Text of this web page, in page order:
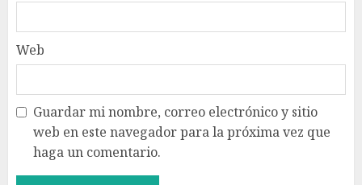
Web
Guardar mi nombre, correo electrónico y sitio
web en este navegador para la próxima vez que
haga un comentario.